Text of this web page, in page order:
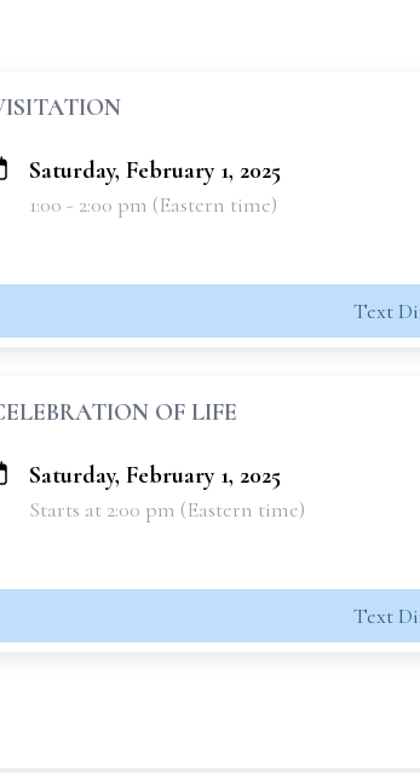
Saturday, February 1, 2025
1:00 - 2:00 pm (Eastern time)
Text
OF LIFE
Saturday, February 1, 2025
Starts at 2:00 pm (Eastern time)
Text